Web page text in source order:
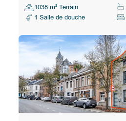
1038 m² Terrain
1 Salle de douche